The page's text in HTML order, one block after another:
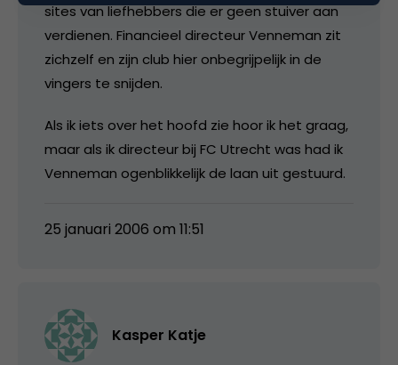
sites van liefhebbers die er geen stuiver aan
verdienen. Financieel directeur Venneman zit
zichzelf en zijn club hier onbegrijpelijk in de
vingers te snijden.
Als ik iets over het hoofd zie hoor ik het graag,
maar als ik directeur bij FC Utrecht was had ik
Venneman ogenblikkelijk de laan uit gestuurd.
25 januari 2006 om 11:51
Kasper Katje